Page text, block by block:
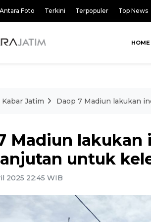
Antara Foto Terkini Terpopuler Top News
HOME
Kabar Jatim Daop 7 Madiun lakukan
Madiun lakukan
untuk
2025 22:45 WIB